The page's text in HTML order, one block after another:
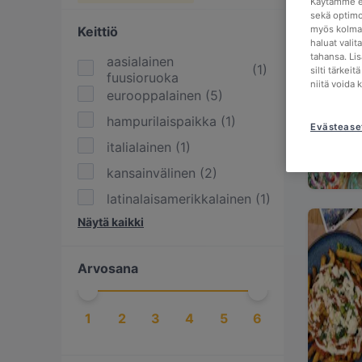
Keittiö
aasialainen
fuusioruoka
(1)
eurooppalainen (5)
hampurilaispaikka (1)
italialainen (1)
kansainvälinen (2)
latinalaisamerikkalainen (1)
meksikolainen
pohjoismainen
suomalainen
(2
Näytä kaikki
Arvosana
1 2 3 4 5 6
sekä
myös
haluat
tahansa.
silti
niitä voida